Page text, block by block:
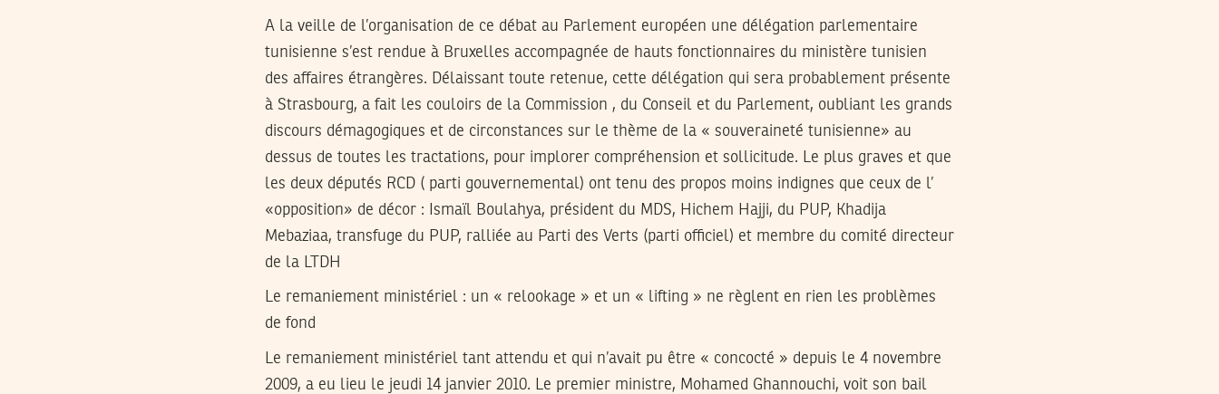
A la veille de l’organisation de ce débat au Parlement européen une délégation parlementaire
tunisienne s’est rendue à Bruxelles accompagnée de hauts fonctionnaires du ministère tunisien
des affaires étrangères. Délaissant toute retenue, cette délégation qui sera probablement présente
à Strasbourg, a fait les couloirs de la Commission , du Conseil et du Parlement, oubliant les grands
discours démagogiques et de circonstances sur le thème de la « souveraineté tunisienne» au
dessus de toutes les tractations, pour implorer compréhension et sollicitude. Le plus graves et que
les deux députés RCD ( parti gouvernemental) ont tenu des propos moins indignes que ceux de l’
«opposition» de décor : Ismaïl Boulahya, président du MDS, Hichem Hajji, du PUP, Khadija
Mebaziaa, transfuge du PUP, ralliée au Parti des Verts (parti officiel) et membre du comité directeur
de la LTDH
Le remaniement ministériel : un « relookage » et un « lifting » ne règlent en rien les problèmes
de fond
Le remaniement ministériel tant attendu et qui n’avait pu être « concocté » depuis le 4 novembre
2009, a eu lieu le jeudi 14 janvier 2010. Le premier ministre, Mohamed Ghannouchi, voit son bail